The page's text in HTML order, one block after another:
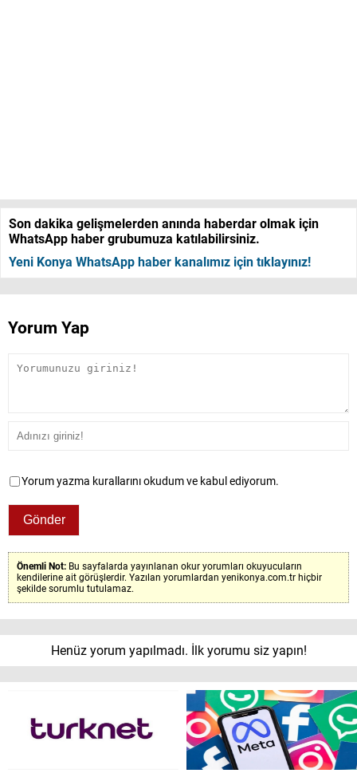
Son dakika gelişmelerden anında haberdar olmak için
WhatsApp haber grubumuza katılabilirsiniz.
Yeni Konya WhatsApp haber kanalımız için tıklayınız!
Yorum Yap
Yorum yazma kurallarını okudum ve kabul ediyorum.
Önemli Not: Bu sayfalarda yayınlanan okur yorumları okuyucuların
kendilerine ait görüşlerdir. Yazılan yorumlardan yenikonya.com.tr hiçbir
şekilde sorumlu tutulamaz.
Henüz yorum yapılmadı. İlk yorumu siz yapın!